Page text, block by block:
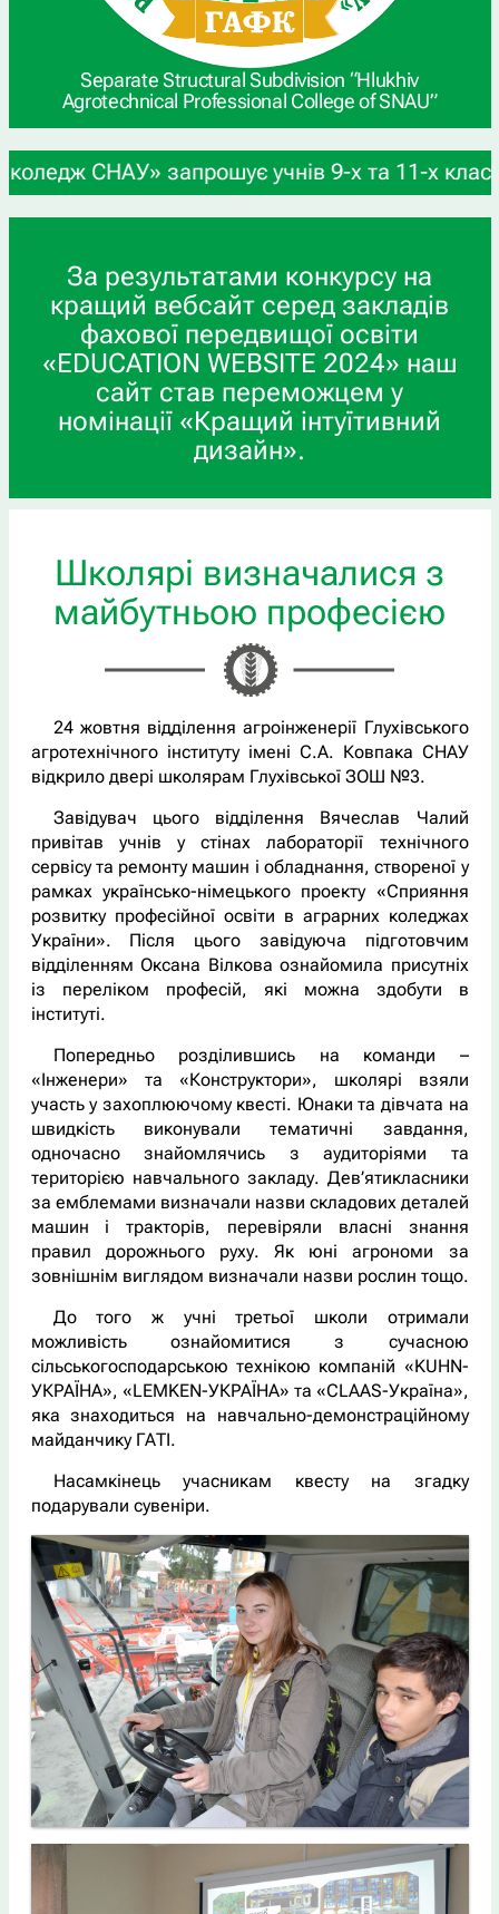
Separate Structural Subdivision “Hlukhiv
Agrotechnical Professional College of SNAU”
учнів 9-х та 11-х класів, а також
За результатами конкурсу на
кращий вебсайт серед закладів
фахової передвищої освіти
«EDUCATION WEBSITE 2024» наш
сайт став переможцем у
номінації «Кращий інтуїтивний
дизайн».
Школярі визначалися з
майбутньою професією
24 жовтня відділення агроінженерії Глухівського
агротехнічного інституту імені С.А. Ковпака СНАУ
відкрило двері школярам Глухівської ЗОШ №3.
Завідувач цього відділення Вячеслав Чалий
привітав учнів у стінах лабораторії технічного
сервісу та ремонту машин і обладнання, створеної у
рамках українсько-німецького проекту «Сприяння
розвитку професійної освіти в аграрних коледжах
України». Після цього завідуюча підготовчим
відділенням Оксана Вілкова ознайомила присутніх
із переліком професій, які можна здобути в
інституті.
Попередньо розділившись на команди –
«Інженери» та «Конструктори», школярі взяли
участь у захоплюючому квесті. Юнаки та дівчата на
швидкість виконували тематичні завдання,
одночасно знайомлячись з аудиторіями та
територією навчального закладу. Дев’ятикласники
за емблемами визначали назви складових деталей
машин і тракторів, перевіряли власні знання
правил дорожнього руху. Як юні агрономи за
зовнішнім виглядом визначали назви рослин тощо.
До того ж учні третьої школи отримали
можливість ознайомитися з сучасною
сільськогосподарською технікою компаній «KUHN-
УКРАЇНА», «LEMKEN-УКРАЇНА» та «CLAAS-Україна»,
яка знаходиться на навчально-демонстраційному
майданчику ГАТІ.
Насамкінець учасникам квесту на згадку
подарували сувеніри.